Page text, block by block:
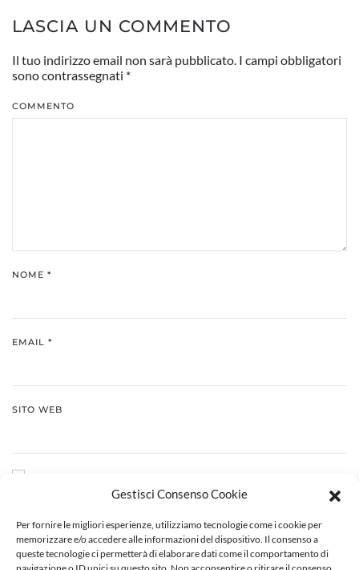
Gestisci Consenso Cookie
Per fornire le migliori esperienze, utilizziamo tecnologie come i cookie per
memorizzare e/o accedere alle informazioni del dispositivo. Il consenso a
queste tecnologie ci permetterà di elaborare dati come il comportamento di
LASCIA UN COMMENTO
Il tuo indirizzo email non sarà pubblicato. I campi obbligatori
sono contrassegnati *
COMMENTO
NOME *
EMAIL *
SITO WEB
BROWSER PER LA PROSSIMA VOLTA CHE COMMENTO.
INVIA COMMENTO